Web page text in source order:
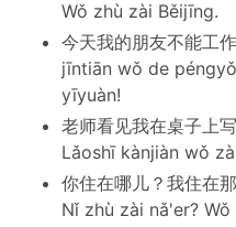
Wǒ zhù zài Běijīng.
今天我的朋友不能工
jīntiān wǒ de
yīyuàn!
老师看见我在桌子上写
Lǎoshī kànjiàn wǒ
你住在哪儿？我住在那
Nǐ zhù zài nǎ'er?